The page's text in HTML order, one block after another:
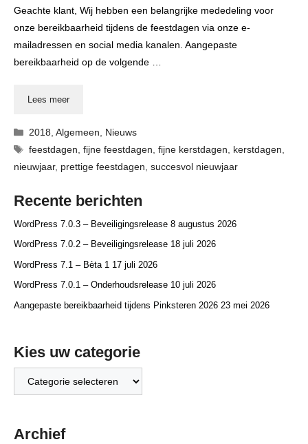
Geachte klant, Wij hebben een belangrijke mededeling voor
onze bereikbaarheid tijdens de feestdagen via onze e-
mailadressen en social media kanalen. Aangepaste
bereikbaarheid op de volgende …
Lees meer
Categorieën
2018 ,Algemeen
Nieuws
Tags
feestdagen ,fijne feestdagen ,fijne kerstdagen kerstdagen
nieuwjaar, prettige feestdagen succesvol nieuwjaar
Recente berichten
WordPress 7.0.3 – Beveiligingsrelease 8 augustus 2026
WordPress 7.0.2 – Beveiligingsrelease 18 juli 2026
WordPress 7.1 – Bèta 1 17 juli 2026
WordPress 7.0.1 – Onderhoudsrelease 10 juli 2026
Aangepaste bereikbaarheid tijdens Pinksteren 2026 23 mei 2026
Kies uw categorie
Archief